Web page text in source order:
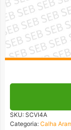
SKU: SCVI4A
Categoria: Calha